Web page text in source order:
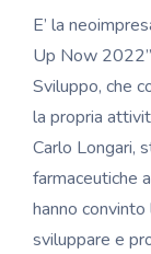
E’ la
Up Now
Sviluppo, che
la propria
Carlo Longari,
farmaceutiche
hanno
sviluppare e